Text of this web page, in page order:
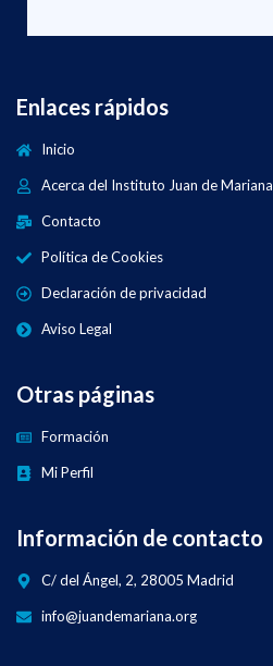
Enlaces rápidos
Inicio
Acerca del Instituto Juan de Mariana
Contacto
Política de Cookies
Declaración de privacidad
Aviso Legal
Otras páginas
Formación
Mi Perfil
Información de contacto
C/ del Ángel, 2, 28005 Madrid
info@juandemariana.org